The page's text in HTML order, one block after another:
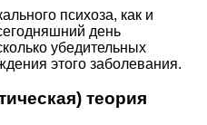
психоза, как и
день
убедительных
этого заболевания.
теория